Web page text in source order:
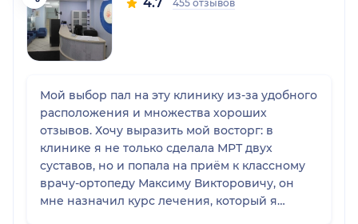
455 отзывов
Мой выбор пал на эту клинику из-за удобного
расположения и множества хороших
отзывов. Хочу выразить мой восторг: в
клинике я не только сделала МРТ двух
суставов, но и попала на приём к классному
врачу-ортопеду Максиму Викторовичу, он
мне назначил курс лечения, который я